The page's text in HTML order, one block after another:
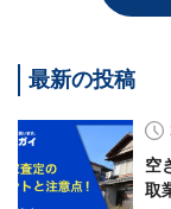
最新の投稿
空
取